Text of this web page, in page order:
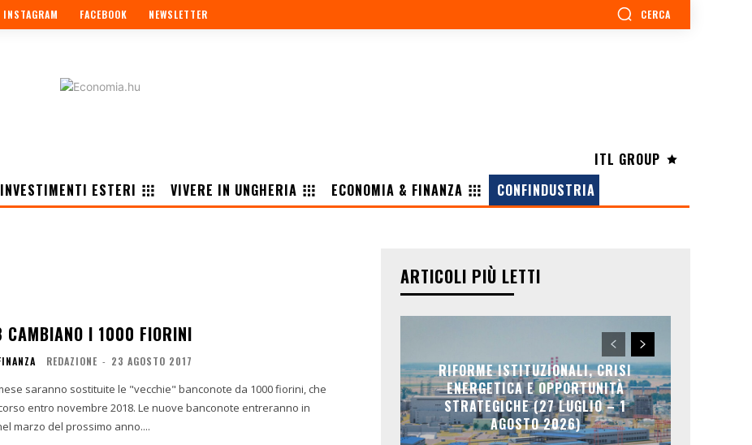
INSTAGRAM FACEBOOK NEWSLETTER CERCA
ITL GROUP
ESTERI VIVERE IN UNGHERIA ECONOMIA & FINANZA CONFINDUSTRIA
CAMBIANO I 1000 FIORINI
REDAZIONE - 23 AGOSTO 2017
saranno sostituite le "vecchie" banconote da 1000 fiorini, che
2018. Le nuove banconote entreranno in
marzo del prossimo anno....
ARTICOLI PIÙ LETTI
RIFORME ISTITUZIONALI, CRISI
ENERGETICA E OPPORTUNITÀ
STRATEGICHE (27 LUGLIO – 1
AGOSTO 2026)